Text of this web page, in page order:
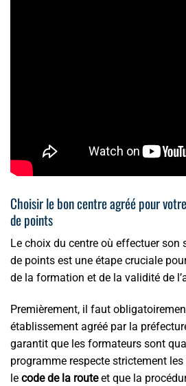
Choisir le bon centre agréé pour
de points
Le choix du centre où effectuer son
de points est une étape cruciale
de la formation et de la validité de
Premièrement, il faut
établissement agréé par la
garantit que les formateurs sont
programme respecte strictement
le code de la routeet que la